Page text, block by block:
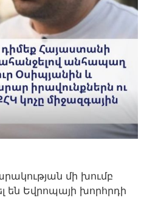
մի խումբ
են Եվրոպայի խորհրդի